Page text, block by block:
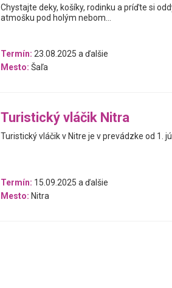
Chystajte deky, košíky, rodinku a príďte si
atmošku pod holým nebom...
Termín: 23.08.2025 a ďalšie
Mesto: Šaľa
Turistický vláčik Nitra
Turistický vláčik v Nitre je v prevádzke od 1.
Termín: 15.09.2025 a ďalšie
Mesto: Nitra